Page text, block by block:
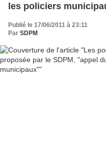
les policiers
Publié le 17/06/2011 à 23:11
Par SDPM